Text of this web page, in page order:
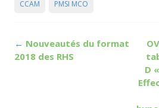
CCAM PMSI MCO
Post
navigation
← Nouveautés du format
2018 des RHS
D